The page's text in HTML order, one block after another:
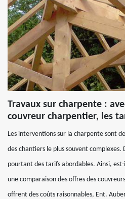
Travaux sur charpente :
couvreur charpentier, les
Les interventions sur la charpente sont
des chantiers le plus souvent complexes.
pourtant des tarifs abordables. Ainsi,
une comparaison des offres des
offrent des coûts raisonnables, Ent.